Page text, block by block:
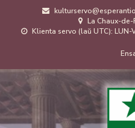
La Chaux-
Klienta servo (laŭ UTC):
de
uzanto